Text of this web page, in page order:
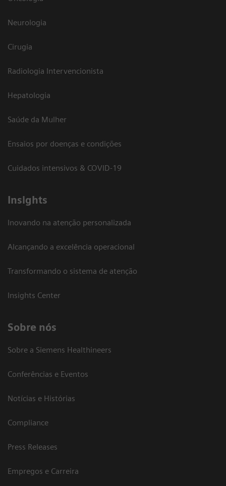
Neurologia
Cirugia
Radiologia Intervencionista
Hepatologia
Saúde da Mulher
Ensaios por doenças e condições
Cuidados intensivos & COVID-19
Insights
Inovando na atenção personalizada
Alcançando a excelência operacional
Transformando o sistema de atenção
Insights Center
Sobre nós
Sobre a Siemens Healthineers
Conferências e Eventos
Notícias e Histórias
Compliance
Press Releases
Empregos e Carreira